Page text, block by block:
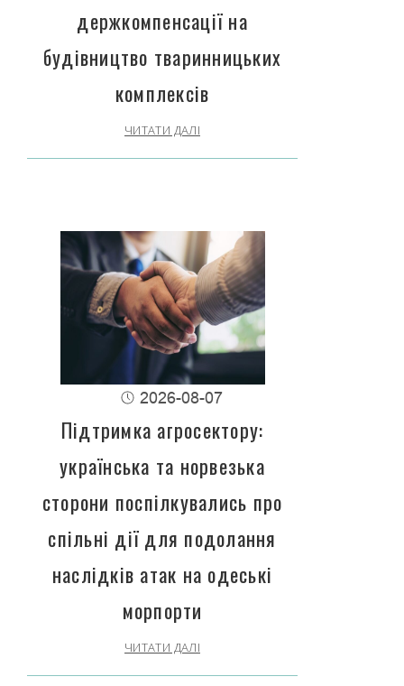
держкомпенсації на
будівництво тваринницьких
комплексів
ЧИТАТИ ДАЛІ
2026-08-07
Підтримка агросектору:
українська та норвезька
сторони поспілкувались про
спільні дії для подолання
наслідків атак на одеські
морпорти
ЧИТАТИ ДАЛІ